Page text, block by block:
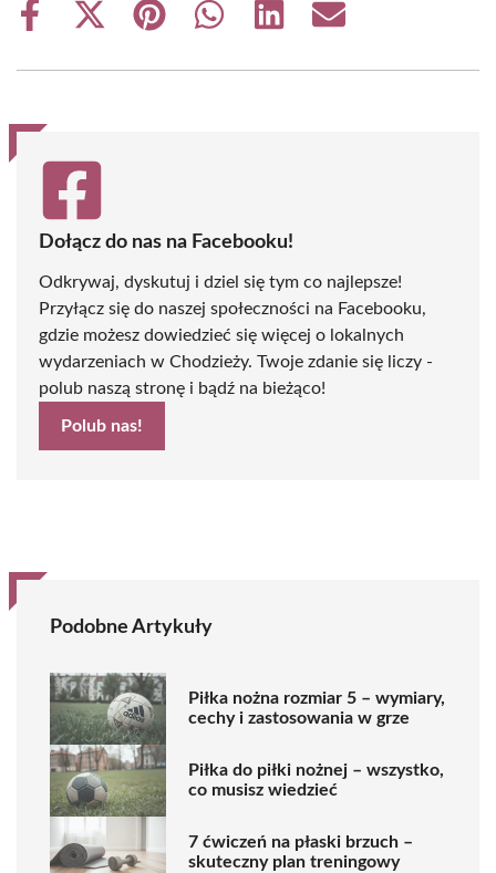
Share
Share
(Twitter)
Share
Share
Share
Share
Dołącz do nas na Facebooku!
Odkrywaj, dyskutuj i dziel się tym co najlepsze!
Przyłącz się do naszej społeczności na Facebooku,
gdzie możesz dowiedzieć się więcej o lokalnych
wydarzeniach w Chodzieży. Twoje zdanie się liczy -
polub naszą stronę i bądź na bieżąco!
Polub nas!
Podobne Artykuły
Piłka nożna rozmiar 5 – wymiary,
cechy i zastosowania w grze
Piłka do piłki nożnej – wszystko,
co musisz wiedzieć
7 ćwiczeń na płaski brzuch –
skuteczny plan treningowy